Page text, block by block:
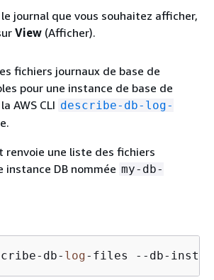
journal que vous souhaitez afficher,
View (Afficher).
fichiers journaux de base de
pour une instance de base de
AWS CLI describe-db-log-
renvoie une liste des fichiers
instance DB nommée my-db-
db- log-files --db-